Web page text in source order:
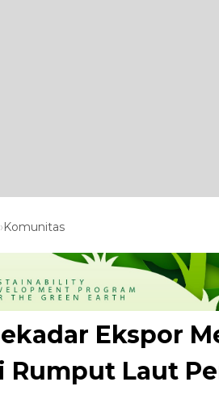
Komunitas
Ekspor
Rumput Laut